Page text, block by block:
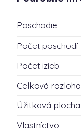
Poschodie
Počet poschodí
Počet izieb
Celková rozloha
Úžitková plocha
Vlastníctvo